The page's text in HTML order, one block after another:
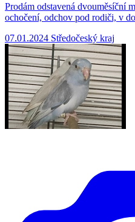
Prodám odstavená dvouměsíční
ochočení, odchov pod rodiči, v
07.01.2024 Středočeský kraj